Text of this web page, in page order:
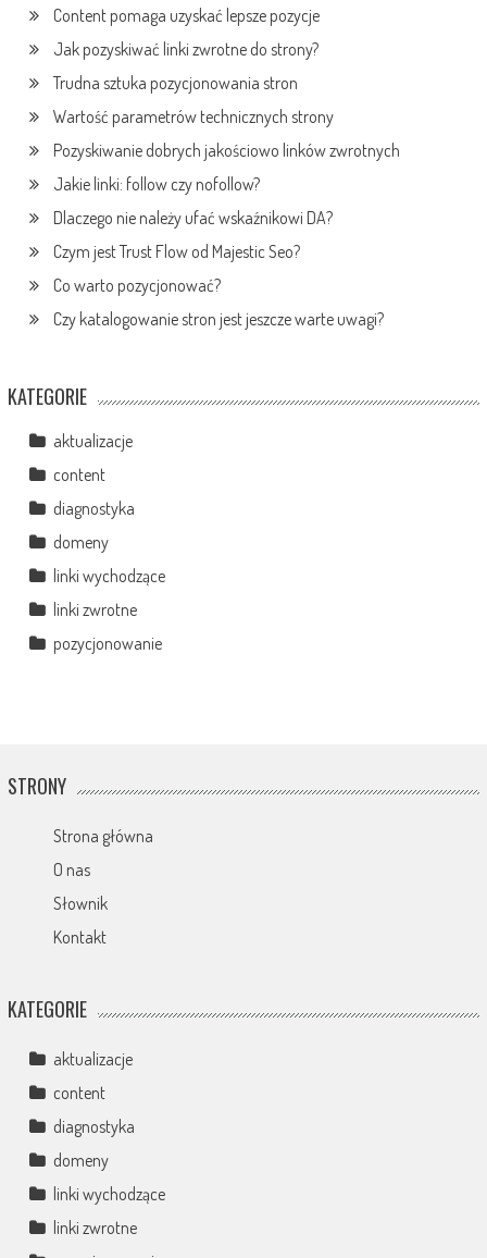
Content pomaga uzyskać lepsze pozycje
Jak pozyskiwać linki zwrotne do strony?
Trudna sztuka pozycjonowania stron
Wartość parametrów technicznych strony
Pozyskiwanie dobrych jakościowo linków zwrotnych
Jakie linki: follow czy nofollow?
Dlaczego nie należy ufać wskaźnikowi DA?
Czym jest Trust Flow od Majestic Seo?
Co warto pozycjonować?
Czy katalogowanie stron jest jeszcze warte uwagi?
KATEGORIE
aktualizacje
content
diagnostyka
domeny
linki wychodzące
linki zwrotne
pozycjonowanie
STRONY
Strona główna
O nas
Słownik
Kontakt
KATEGORIE
aktualizacje
content
diagnostyka
domeny
linki wychodzące
linki zwrotne